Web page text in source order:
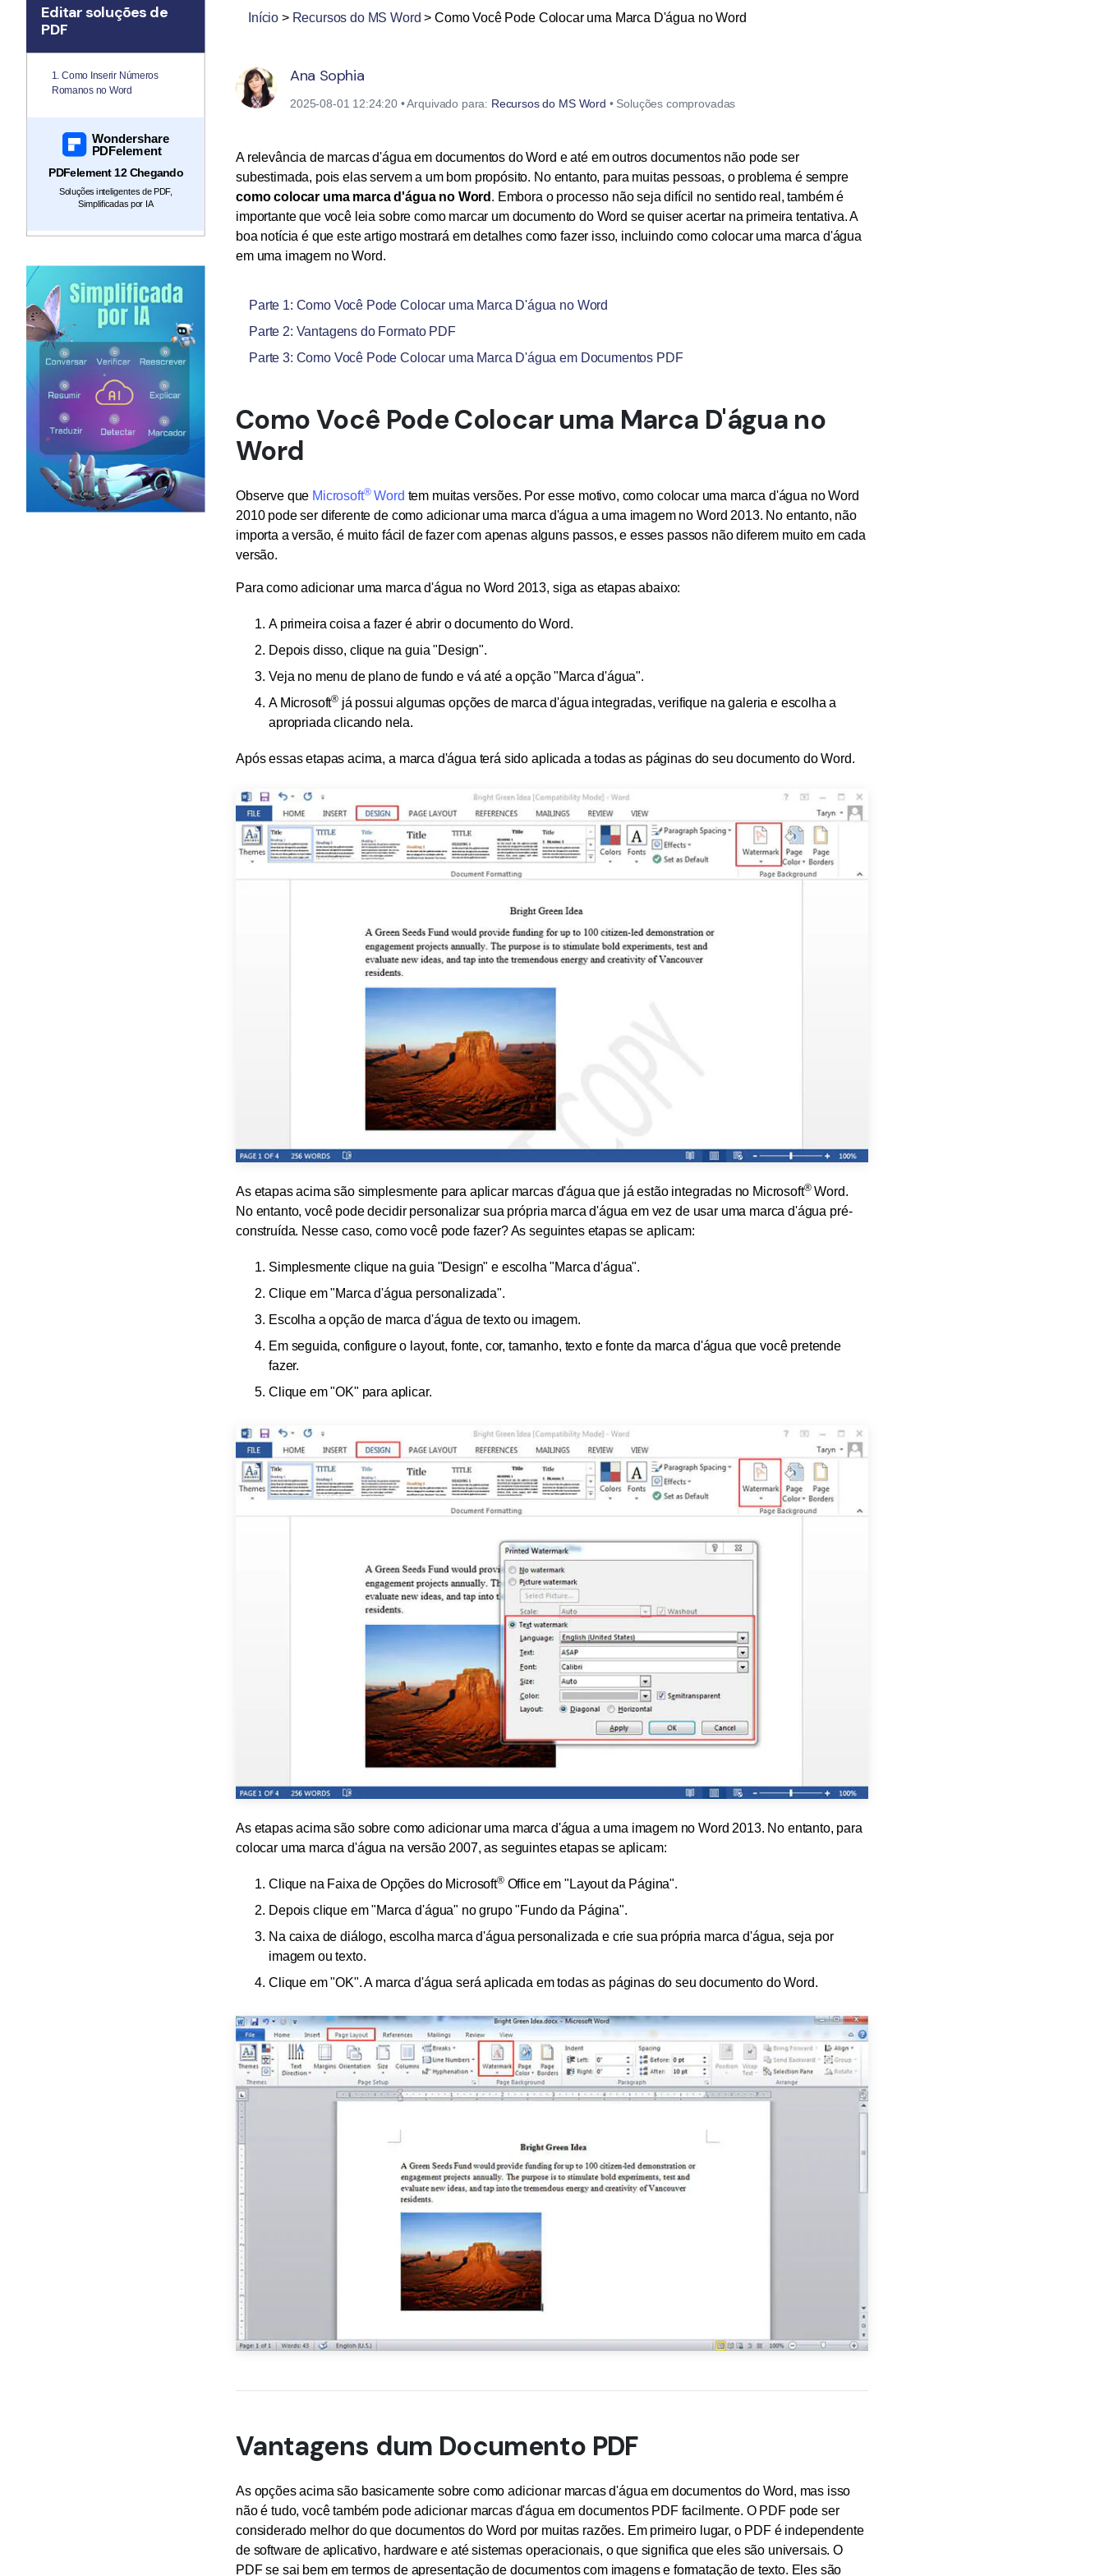
Todos os recursos do PDF
Encontre mais tópicos
Publicação
Início > Recursos do MS Word > Como Você Pode Colocar uma Marca D'água no Word
Editar soluções de
PDF
1. Como Inserir Números
Romanos no Word
Wondershare
PDFelement
PDFelement 12 Chegando
Soluções inteligentes de PDF,
Simplificadas por IA
Ana Sophia
2025-08-01 12:24:20 • Arquivado para: Recursos do MS Word • Soluções comprovadas
A relevância de marcas d'água em documentos do Word e até em outros documentos não pode ser
subestimada, pois elas servem a um bom propósito. No entanto, para muitas pessoas, o problema é sempre
como colocar uma marca d'água no Word . Embora o processo não seja difícil no sentido real, também é
importante que você leia sobre como marcar um documento do Word se quiser acertar na primeira tentativa. A
boa notícia é que este artigo mostrará em detalhes como fazer isso, incluindo como colocar uma marca d'água
em uma imagem no Word.
Parte 1: Como Você Pode Colocar uma Marca D'água no Word
Parte 2: Vantagens do Formato PDF
Parte 3: Como Você Pode Colocar uma Marca D'água em Documentos PDF
Como Você Pode Colocar uma Marca D'água no
Word
Observe que Microsoft®Word tem muitas versões. Por esse motivo, como colocar uma marca d'água no Word
2010 pode ser diferente de como adicionar uma marca d'água a uma imagem no Word 2013. No entanto, não
importa a versão, é muito fácil de fazer com apenas alguns passos, e esses passos não diferem muito em cada
versão.
Para como adicionar uma marca d'água no Word 2013, siga as etapas abaixo:
A primeira coisa a fazer é abrir o documento do Word.
Depois disso, clique na guia "Design".
Veja no menu de plano de fundo e vá até a opção "Marca d'água".
A Microsoft® já possui algumas opções de marca d'água integradas, verifique na galeria e escolha a
apropriada clicando nela.
Após essas etapas acima, a marca d'água terá sido aplicada a todas as páginas do seu documento do Word.
As etapas acima são simplesmente para aplicar marcas d'água que já estão integradas no Microsoft®Word.
No entanto, você pode decidir personalizar sua própria marca d'água em vez de usar uma marca d'água pré-
construída. Nesse caso, como você pode fazer? As seguintes etapas se aplicam:
Simplesmente clique na guia "Design" e escolha "Marca d'água".
Clique em "Marca d'água personalizada".
Escolha a opção de marca d'água de texto ou imagem.
Em seguida, configure o layout, fonte, cor, tamanho, texto e fonte da marca d'água que você pretende
fazer.
Clique em "OK" para aplicar.
As etapas acima são sobre como adicionar uma marca d'água a uma imagem no Word 2013. No entanto, para
colocar uma marca d'água na versão 2007, as seguintes etapas se aplicam:
Clique na Faixa de Opções do Microsoft®Office em "Layout da Página".
Depois clique em "Marca d'água" no grupo "Fundo da Página".
Na caixa de diálogo, escolha marca d'água personalizada e crie sua própria marca d'água, seja por
imagem ou texto.
Clique em "OK". A marca d'água será aplicada em todas as páginas do seu documento do Word.
Vantagens dum Documento PDF
As opções acima são basicamente sobre como adicionar marcas d'água em documentos do Word, mas isso
não é tudo, você também pode adicionar marcas d'água em documentos PDF facilmente. O PDF pode ser
considerado melhor do que documentos do Word por muitas razões. Em primeiro lugar, o PDF é independente
de software de aplicativo, hardware e até sistemas operacionais, o que significa que eles são universais. O
PDF se sai bem em termos de apresentação de documentos com imagens e formatação de texto. Eles são